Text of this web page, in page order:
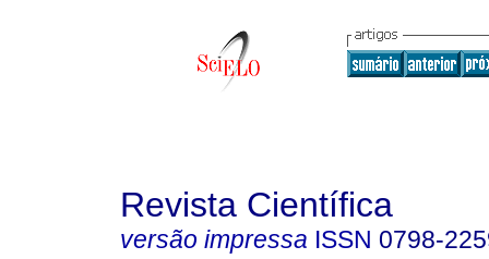
Revista Científica
versão impressa ISSN 0798-